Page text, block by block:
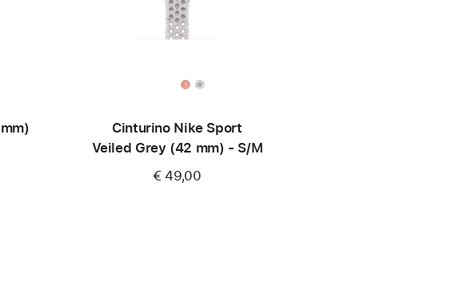
Cinturino Nike Sport
Veiled Grey (42 mm) - S/M
€ 49,00